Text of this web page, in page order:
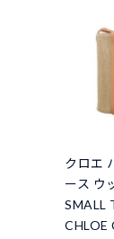
クロエ
ース ウ
SMALL
CHLOE